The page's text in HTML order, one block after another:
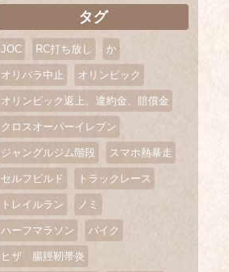
タグ
JOC RC打ち放し か
オリパラ中止 オリンピック
オリンピック返上、違約金、賠償金
クロスオーバーイレブン
ジャングルジム階段 スマホ熱暴走
セルフビルド トラックレース
トレイルラン ノミ
ハーフマラソン バイク
ヒザ 腸脛靭帯炎